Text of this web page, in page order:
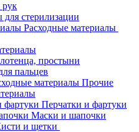
рук
стерилизации
Расходные материалы
простыни
пальцев
Прочие
Перчатки и фартуки
Маски и шапочки
и щетки